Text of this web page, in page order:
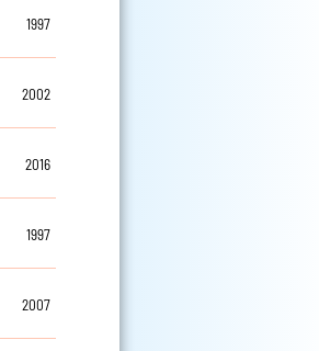
1997
2002
2016
1997
2007